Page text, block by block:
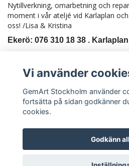
Nytillverkning, omarbetning och
moment i vår ateljé vid Karlaplan
oss! /Lisa & Kristina
Ekerö: 076 310 18 38 .
Köpvillkor
© Copyright GemArt
Vi använder
GemArt Stockholm använder
fortsätta på sidan godkänner
cookies.
Godkänn